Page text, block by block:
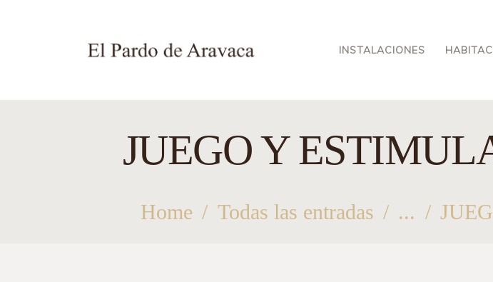
INSTALACIONES
JUEGO Y
Home Todas las entradas ...
BLOG
CONTACTO